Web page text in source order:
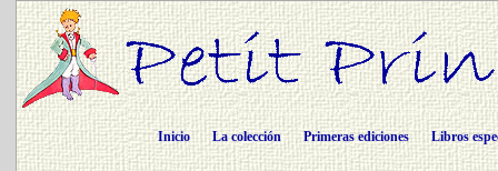
Inicio La colección Primeras ediciones Libros